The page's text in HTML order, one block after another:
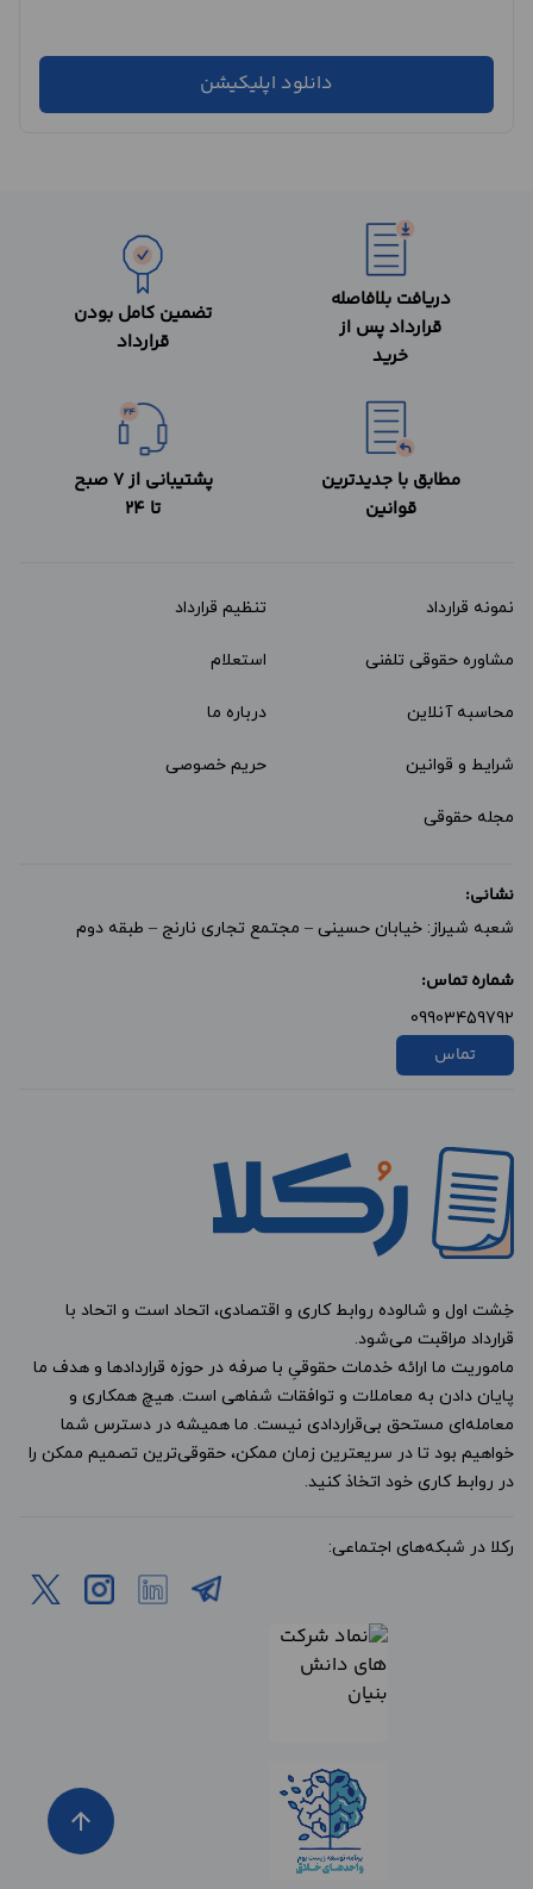
دانلود اپلیکیشن
دریافت بلافاصله
قرارداد پس از
خرید
تضمین کامل بودن
قرارداد
مطابق با جدیدترین
قوانین
پشتیبانی از 7 صبح
تا 24
نمونه قرارداد‌ تنظیم قرارداد
مشاوره حقوقی تلفنی استعلام
محاسبه آنلاین درباره ما
شرایط و قوانین حریم خصوصی
مجله حقوقی
نشانی:
شعبه شیراز: خیابان حسینی – مجتمع تجاری نارنج – طبقه دوم
شماره تماس:
09903459792
تماس
خِشت اول و شالوده روابط کاری و اقتصادی، اتحاد است و اتحاد با
قرارداد مراقبت می‌شود.
ماموریت ما ارائه خدمات حقوقیِ با صرفه در حوزه قراردادها و هدف ما
پایان دادن به معاملات و توافقات شفاهی است. هیچ همکاری و
معامله‌ای مستحق بی‌قراردادی نیست. ما همیشه در دسترس شما
خواهیم بود تا در سریعترین زمان ممکن، حقوقی‌ترین تصمیم ممکن را
در روابط کاری خود اتخاذ کنید.
رکلا در شبکه‌های اجتماعی:
arrow_upward